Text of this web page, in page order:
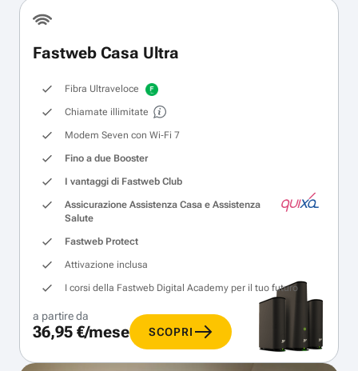
Fastweb Casa Ultra
Fibra Ultraveloce
Chiamate illimitate
Modem Seven con Wi‑Fi 7
Fino a due Booster
I vantaggi di Fastweb Club
Assicurazione Assistenza Casa e Assistenza
Salute
Fastweb Protect
Attivazione inclusa
I corsi della Fastweb Digital Academy per il tuo futuro
a partire da
36,95 €/mese SCOPRI